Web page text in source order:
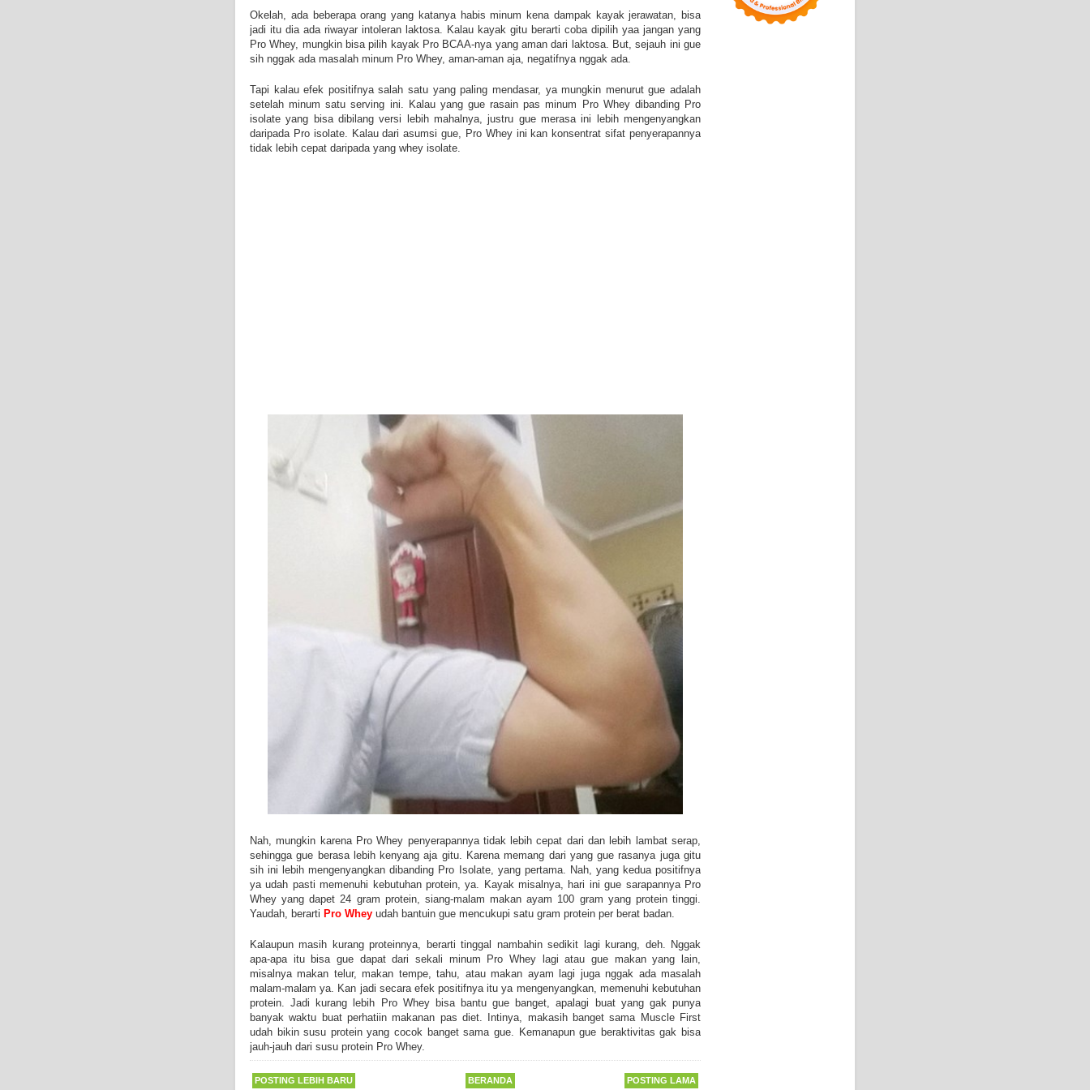
Okelah, ada beberapa orang yang katanya habis minum kena dampak kayak jerawatan, bisa
jadi itu dia ada riwayar intoleran laktosa. Kalau kayak gitu berarti coba dipilih yaa jangan yang
Pro Whey, mungkin bisa pilih kayak Pro BCAA-nya yang aman dari laktosa. But, sejauh ini gue
sih nggak ada masalah minum Pro Whey, aman-aman aja, negatifnya nggak ada.
Tapi kalau efek positifnya salah satu yang paling mendasar, ya mungkin menurut gue adalah
setelah minum satu serving ini. Kalau yang gue rasain pas minum Pro Whey dibanding Pro
isolate yang bisa dibilang versi lebih mahalnya, justru gue merasa ini lebih mengenyangkan
daripada Pro isolate. Kalau dari asumsi gue, Pro Whey ini kan konsentrat sifat penyerapannya
tidak lebih cepat daripada yang whey isolate.
Nah, mungkin karena Pro Whey penyerapannya tidak lebih cepat dari dan lebih lambat serap,
sehingga gue berasa lebih kenyang aja gitu. Karena memang dari yang gue rasanya juga gitu
sih ini lebih mengenyangkan dibanding Pro Isolate, yang pertama. Nah, yang kedua positifnya
ya udah pasti memenuhi kebutuhan protein, ya. Kayak misalnya, hari ini gue sarapannya Pro
Whey yang dapet 24 gram protein, siang-malam makan ayam 100 gram yang protein tinggi.
Yaudah, berarti Pro Whey udah bantuin gue mencukupi satu gram protein per berat badan.
Kalaupun masih kurang proteinnya, berarti tinggal nambahin sedikit lagi kurang, deh. Nggak
apa-apa itu bisa gue dapat dari sekali minum Pro Whey lagi atau gue makan yang lain,
misalnya makan telur, makan tempe, tahu, atau makan ayam lagi juga nggak ada masalah
malam-malam ya. Kan jadi secara efek positifnya itu ya mengenyangkan, memenuhi kebutuhan
protein. Jadi kurang lebih Pro Whey bisa bantu gue banget, apalagi buat yang gak punya
banyak waktu buat perhatiin makanan pas diet. Intinya, makasih banget sama Muscle First
udah bikin susu protein yang cocok banget sama gue. Kemanapun gue beraktivitas gak bisa
jauh-jauh dari susu protein Pro Whey.
POSTING LEBIH BARU POSTING LAMA
BERANDA